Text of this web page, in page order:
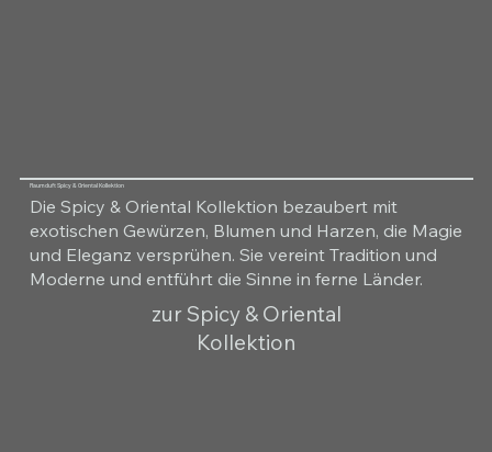
Raumduft Spicy & Oriental Kollektion
Die Spicy & Oriental Kollektion bezaubert mit
exotischen Gewürzen, Blumen und Harzen, die Magie
und Eleganz versprühen. Sie vereint Tradition und
Moderne und entführt die Sinne in ferne Länder.
zur Spicy & Oriental
Kollektion